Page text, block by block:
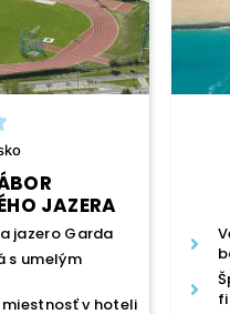
JAZERA
jazero Garda
s umelým
miestnosť v hoteli